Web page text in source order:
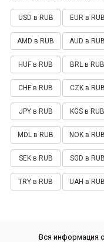
USD в RUB EUR в RUB
AMD в RUB AUD в RUB
HUF в RUB BRL в RUB
CHF в RUB CZK в RUB
JPY в RUB KGS в RUB
MDL в RUB NOK в RUB
SEK в RUB SGD в RUB
TRY в RUB UAH в RUB
Вся информация